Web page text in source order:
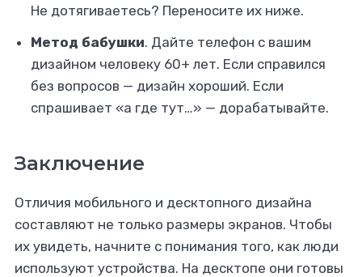
Не дотягиваетесь? Переносите их ниже.
Метод бабушки. Дайте телефон с вашим
дизайном человеку 60+ лет. Если справился
без вопросов — дизайн хороший. Если
спрашивает «а где тут…» — дорабатывайте.
Заключение
Отличия мобильного и десктопного дизайна
составляют не только размеры экранов. Чтобы
их увидеть, начните с понимания того, как люди
используют устройства. На десктопе они готовы